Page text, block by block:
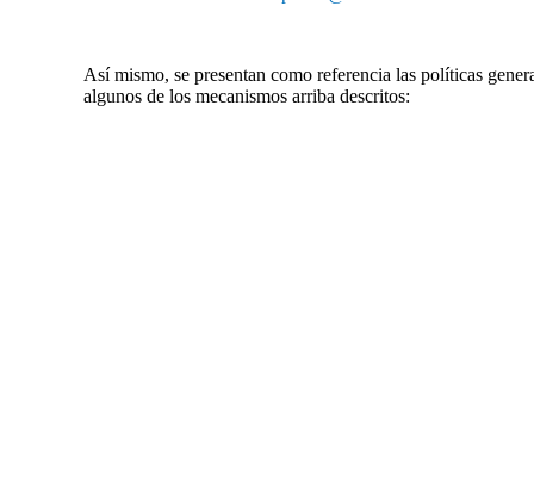
Así mismo, se presentan como referencia las políticas
algunos de los mecanismos arriba descritos: